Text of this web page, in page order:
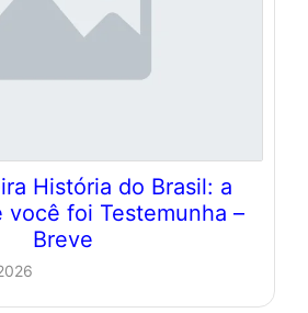
História do Brasil: a
você foi Testemunha –
Breve